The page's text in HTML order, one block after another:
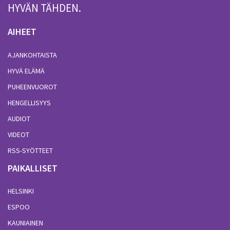
HYVÄN TÄHDEN.
AIHEET
AJANKOHTAISTA
HYVÄ ELÄMÄ
PUHEENVUOROT
HENGELLISYYS
AUDIOT
VIDEOT
RSS-SYÖTTEET
PAIKALLISET
HELSINKI
ESPOO
KAUNIAINEN